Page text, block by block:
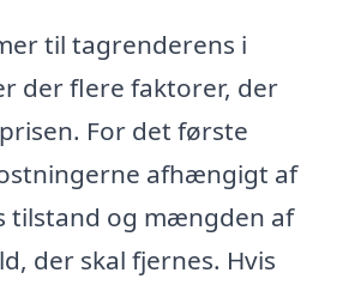
til tagrenderens i
der flere faktorer, der
For det første
afhængigt af
tilstand og mængden af
der skal fjernes. Hvis